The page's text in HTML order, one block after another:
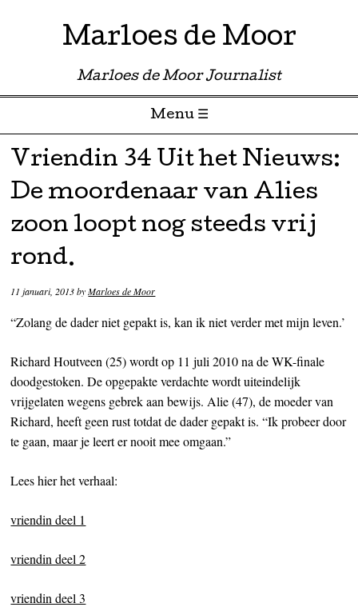
Marloes de Moor
Marloes de Moor Journalist
Menu ☰
Skip to content
Vriendin 34 Uit het Nieuws:
De moordenaar van Alies
zoon loopt nog steeds vrij
rond.
11 januari, 2013byMarloes de Moor
“Zolang de dader niet gepakt is, kan ik niet verder met mijn leven.’
Richard Houtveen (25) wordt op 11 juli 2010 na de WK-finale
doodgestoken. De opgepakte verdachte wordt uiteindelijk
vrijgelaten wegens gebrek aan bewijs. Alie (47), de moeder van
Richard, heeft geen rust totdat de dader gepakt is. “Ik probeer door
te gaan, maar je leert er nooit mee omgaan.”
Lees hier het verhaal:
vriendin deel 1
vriendin deel 2
vriendin deel 3